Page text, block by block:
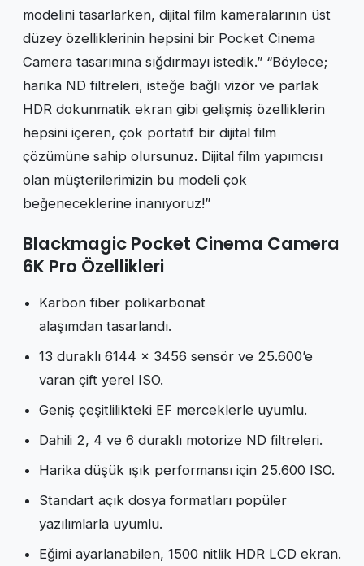
modelini tasarlarken, dijital film kameralarının üst
düzey özelliklerinin hepsini bir Pocket Cinema
Camera tasarımına sığdırmayı istedik.” “Böylece;
harika ND filtreleri, isteğe bağlı vizör ve parlak
HDR dokunmatik ekran gibi gelişmiş özelliklerin
hepsini içeren, çok portatif bir dijital film
çözümüne sahip olursunuz. Dijital film yapımcısı
olan müşterilerimizin bu modeli çok
beğeneceklerine inanıyoruz!”
Blackmagic Pocket Cinema Camera
6K Pro Özellikleri
Karbon fiber polikarbonat
alaşımdan tasarlandı.
13 duraklı 6144 x 3456 sensör ve 25.600’e
varan çift yerel ISO.
Geniş çeşitlilikteki EF merceklerle uyumlu.
Dahili 2, 4 ve 6 duraklı motorize ND filtreleri.
Harika düşük ışık performansı için 25.600 ISO.
Standart açık dosya formatları popüler
yazılımlarla uyumlu.
Eğimi ayarlanabilen, 1500 nitlik HDR LCD ekran.